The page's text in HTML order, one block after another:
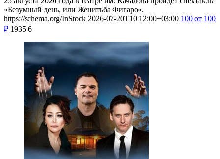
«Безумный день, или Женитьба Фигаро».
https://schema.org/InStock 2026-07-20T10:12:00+03:00 100 от 100
₽ 1935 6